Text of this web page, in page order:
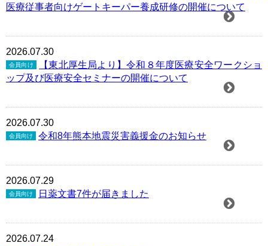
医療従事者向けゲートキーパー養成研修の開催について
2026.07.30
会員向け
【東北厚生局より】令和８年度医療安全ワークショ
ップ及び医療安全セミナーの開催について
2026.07.30
会員向け 令和8年熊本地震災害義援金のお知らせ
2026.07.29
会員向け 日薬文書7件が届きました
2026.07.24